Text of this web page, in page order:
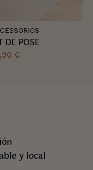
DE POSE
€
y local